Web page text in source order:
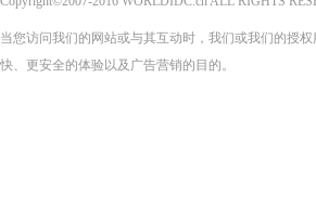
当您访问我们的网站或与其互动时，我们或我们的授
快、更安全的体验以及广告营销的目的。